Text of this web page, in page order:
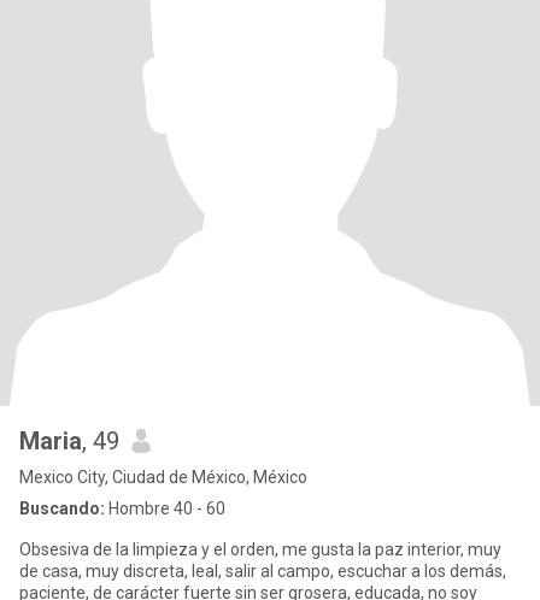
Maria, 49
Mexico City, Ciudad de México, México
Buscando: Hombre 40 - 60
Obsesiva de la limpieza y el orden, me gusta la paz interior, muy
de casa, muy discreta, leal, salir al campo, escuchar a los demás,
paciente, de carácter fuerte sin ser grosera, educada, no soy